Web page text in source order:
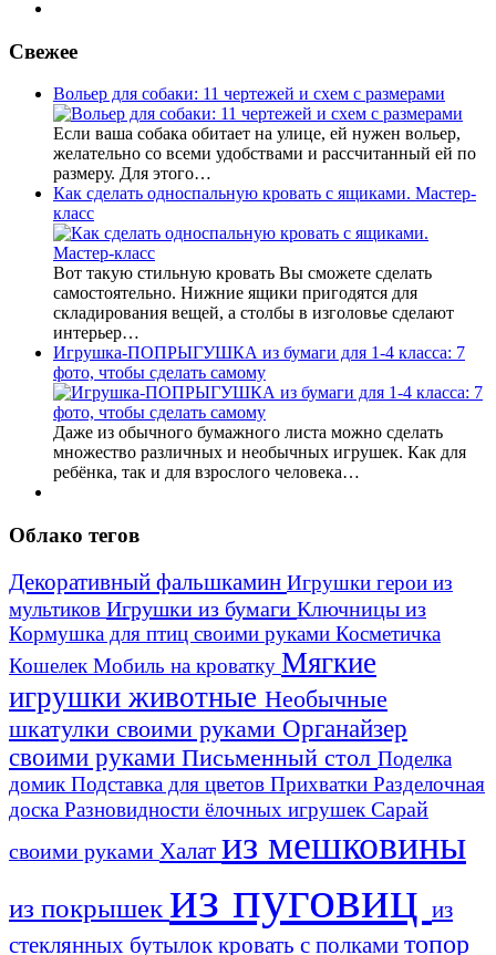
Свежее
Вольер для собаки: 11 чертежей и схем с размерами
Если ваша собака обитает на улице, ей нужен вольер,
желательно со всеми удобствами и рассчитанный ей по
размеру. Для этого…
Как сделать односпальную кровать с ящиками. Мастер-
класс
Вот такую стильную кровать Вы сможете сделать
самостоятельно. Нижние ящики пригодятся для
складирования вещей, а столбы в изголовье сделают
интерьер…
Игрушка-ПОПРЫГУШКА из бумаги для 1-4 класса: 7
фото, чтобы сделать самому
Даже из обычного бумажного листа можно сделать
множество различных и необычных игрушек. Как для
ребёнка, так и для взрослого человека…
Облако тегов
Декоративный фальшкамин Игрушки герои из
мультиков Игрушки из бумаги Ключницы из
Кормушка для птиц своими руками Косметичка
Кошелек Мобиль на кроватку Мягкие
игрушки животные Необычные
шкатулки своими руками Органайзер
своими руками Письменный стол Поделка
домик Подставка для цветов Прихватки Разделочная
доска Разновидности ёлочных игрушек Сарай
своими руками Халат из мешковины
из покрышек из пуговиц из
стеклянных бутылоккровать с полками топор